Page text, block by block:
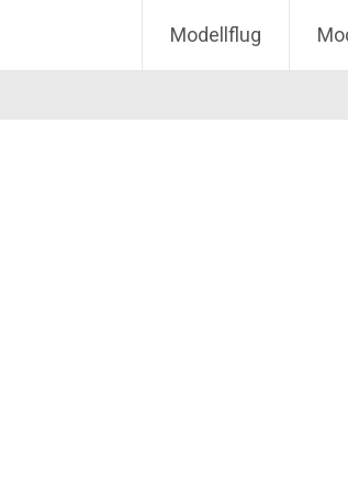
Modellflug